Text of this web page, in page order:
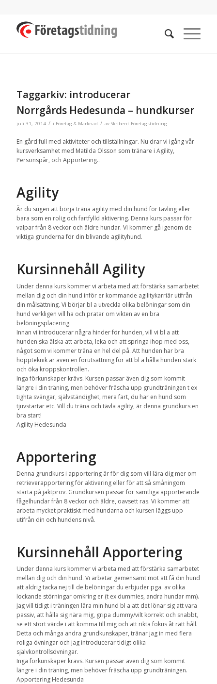
Taggarkiv: introducerar
Norrgårds Hedesunda – hundkurser
juli 31, 2014 / i Företag & Marknad / av Skribent Företagstidning
En gård full med aktiviteter och tillställningar. Nu drar vi igång vår
kursverksamhet med Matilda Olsson som tränare i Agility,
Personspår, och Apportering..
Agility
Är du sugen att börja träna agility med din hund för tävling eller
bara som en rolig och fartfylld aktivering. Denna kurs passar för
valpar från 8 veckor och äldre hundar. Vi kommer gå igenom de
viktiga grunderna för din blivande agilityhund.
Kursinnehåll Agility
Under denna kurs kommer vi arbeta med att förstärka samarbetet
mellan dig och din hund inför er kommande agilitykarriär utifrån
din målsättning. Vi börjar bl a utveckla olika belöningar som din
hund verkligen vill ha och pratar om vikten av en bra
belöningsplacering.
Innan vi introducerar några hinder för hunden, vill vi bl a att
hunden ska älska att arbeta, leka och att springa ihop med oss,
något som vi kommer träna en hel del på. Att hunden har bra
hoppteknik är även en förutsättning för att bl a hålla hunden stark
och öka kroppskontrollen.
Inga förkunskaper krävs. Kursen passar även dig som kommit
längre i din träning, men behöver fräscha upp grundträningen t ex
tighta svängar, självständighet, mera fart, du har en hund som
tjuvstartar etc. Vill du träna och tävla agility, är denna grundkurs en
bra start!
Agility Hedesunda
Apportering
Denna grundkurs i apportering är för dig som vill lära dig mer om
retrieverapportering för aktivering eller för att så småningom
starta på jaktprov. Grundkursen passar för samtliga apporterande
fågelhundar från 8 veckor och äldre, oavsett ras. Vi kommer att
arbeta mycket praktiskt med hundarna och kursen läggs upp
utifrån din och hundens nivå.
Kursinnehåll Apportering
Under denna kurs kommer vi arbeta med att förstärka samarbetet
mellan dig och din hund. Vi arbetar gemensamt mot att få din hund
att aldrig tacka nej till de belöningar du erbjuder pga. av olika
lockande störningar omkring er (t ex dummies, andra hundar mm).
Jag vill tidigt i träningen lära min hund bl a att det lönar sig att vara
passiv, att hålla sig nära mig, gripa dummy/vilt korrekt och snabbt,
se ett stort värde i att komma till mig och att rikta fokus åt rätt håll.
Detta och många andra grundkunskaper, tränar jag in med flera
roliga övningar och jag introducerar tidigt olika
självkontrollsövningar.
Inga förkunskaper krävs. Kursen passar även dig som kommit
längre i din träning, men behöver fräscha upp grundträningen.
Apportering Hedesunda